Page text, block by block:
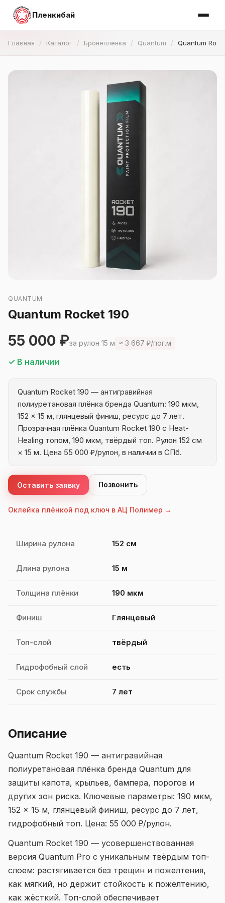
Пленкибай
Главная Каталог Бронеплёнка Quantum Quantum
QUANTUM
Quantum Rocket 190
55 000 ₽за рулон 15 м ≈ 3 667 ₽/пог.м
✓ В наличии
Quantum Rocket 190 — антигравийная
полиуретановая плёнка бренда Quantum: 190 мкм,
152 × 15 м, глянцевый финиш, ресурс до 7 лет.
Прозрачная плёнка Quantum Rocket 190 с Heat-
Healing топом, 190 мкм, твёрдый топ. Рулон 152 см
× 15 м. Цена 55 000 ₽/рулон, в наличии в СПб.
Оставить заявку Позвонить
Оклейка плёнкой под ключ в АЦ Полимер →
Ширина рулона 152 см
Длина рулона 15 м
Толщина плёнки 190 мкм
Финиш Глянцевый
Топ-слой твёрдый
Гидрофобный слой есть
Срок службы 7 лет
Описание
Quantum Rocket 190 — антигравийная
полиуретановая плёнка бренда Quantum для
защиты капота, крыльев, бампера, порогов и
других зон риска. Ключевые параметры: 190 мкм,
152 × 15 м, глянцевый финиш, ресурс до 7 лет,
гидрофобный топ. Цена: 55 000 ₽/рулон.
Quantum Rocket 190 — усовершенствованная
версия Quantum Pro с уникальным твёрдым топ-
слоем: растягивается без трещин и пожелтения,
как мягкий, но держит стойкость к пожелтению,
как жёсткий. Топ-слой обеспечивает